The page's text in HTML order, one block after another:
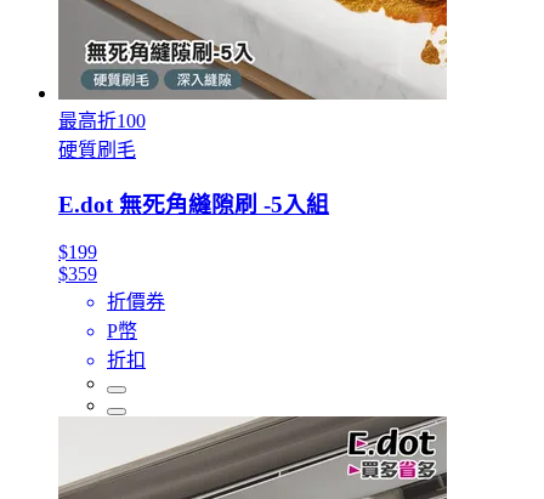
最高折100
硬質刷毛
E.dot 無死角縫隙刷 -5入組
$199
$359
折價券
P幣
折扣